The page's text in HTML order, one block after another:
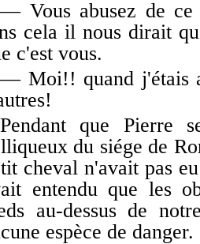
— Vous abusez de ce
cela il nous dirait
c'est vous.
— Moi!! quand j'étais
Pendant que Pierre
du siége de
cheval n'avait pas
entendu que les
au-dessus de
espèce de danger.